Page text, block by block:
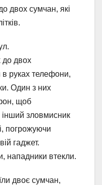
двох сумчан, які
до двох
в руках телефони,
Один з них
щоб
зловмисник
погрожуючи
гаджет.
нападники втекли.
двоє сумчан,